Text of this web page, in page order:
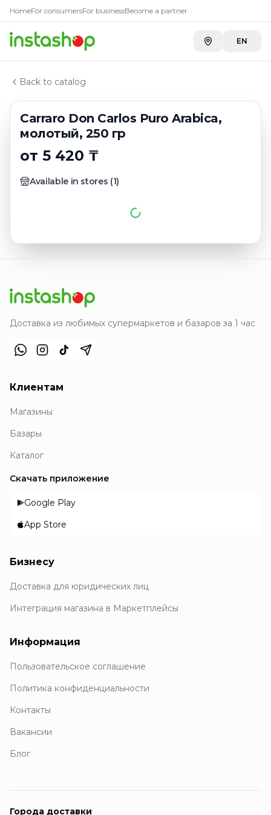
HomeFor consumersFor businessBecome a partner
EN
Back to catalog
Carraro Don Carlos Puro Arabica,
молотый, 250 гр
от 5 420 ₸
Available in stores (1)
Главная
Каталог
Кофе молотый
Carraro Don Carlos Puro Arabica, молотый, 250 гр
Доставка из любимых супермаркетов и базаров за 1 час
Клиентам
Магазины
Базары
Каталог
Скачать приложение
Google Play
App Store
Бизнесу
Доставка для юридических лиц
Интеграция магазина в Маркетплейсы
Информация
Пользовательское соглашение
Политика конфиденциальности
Контакты
Вакансии
Блог
Города доставки